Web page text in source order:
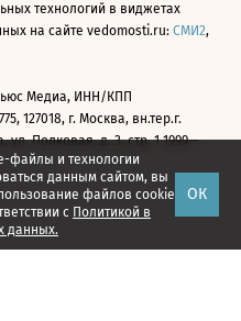
файлы и технологии
данным сайтом, вы
файлов cookie
с Политикой в
данных.
ОК
технологий в виджетах
на сайте vedomosti.ru: СМИ2,
Медиа, ИНН/КПП
127018, г. Москва, вн.тер.г.
Полковая, д. 3, стр. 1 1999—